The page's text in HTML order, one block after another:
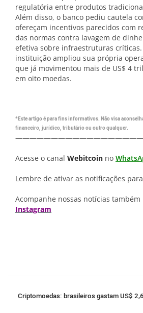
regulatória entre produtos
Além disso, o banco pediu cautela
ofereçam incentivos parecidos com
das normas contra lavagem de
efetiva sobre infraestruturas críticas.
instituição ampliou sua própria
que já movimentou mais de US$ 4
em oito moedas.
*Este artigo é para fins informativos. Não visa
financeiro, jurídico, tributário ou outro qualquer.
Acesse o canal Webitcoin no
Lembre de ativar as notificações
Acompanhe nossas notícias também
Instagram
Criptomoedas: brasileiros gastam US$